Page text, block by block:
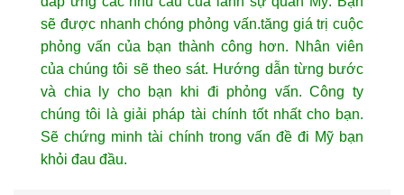
sẽ được nhanh chóng phỏng vấn.tăng giá trị cuộc
phỏng vấn của bạn thành công hơn. Nhân viên
của chúng tôi sẽ theo sát. Hướng dẫn từng bước
và chia ly cho bạn khi đi phỏng vấn. Công ty
chúng tôi là giải pháp tài chính tốt nhất cho bạn.
Sẽ chứng minh tài chính trong vấn đề đi Mỹ bạn
khỏi đau đầu.